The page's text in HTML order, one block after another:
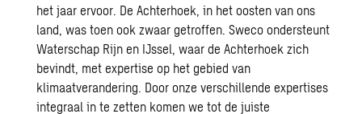
het jaar ervoor. De Achterhoek, in het oosten van ons
land, was toen ook zwaar getroffen. Sweco ondersteunt
Waterschap Rijn en IJssel, waar de Achterhoek zich
bevindt, met expertise op het gebied van
klimaatverandering. Door onze verschillende expertises
integraal in te zetten komen we tot de juiste